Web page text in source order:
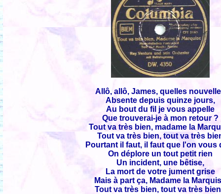
Allô, allô, James, quelles
Absente depuis quinze jours,
Au bout du fil je vous appelle
Que trouverai-je à mon retour ?
Tout va très bien, madame la
Tout va très bien, tout va très
Pourtant il faut, il faut que l'on vous
On déplore un tout petit rien
Un incident, une bêtise,
La mort de votre jument grise
Mais à part ça, Madame la
Tout va très bien, tout va très